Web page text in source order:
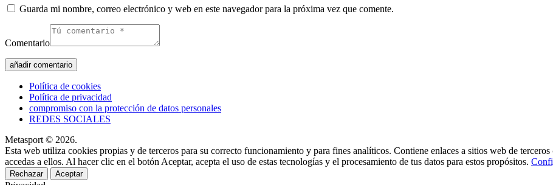
Guarda mi nombre, correo electrónico y web en este navegador para la próxima vez que comente.
Comentario
Política de cookies
Política de privacidad
compromiso con la protección de datos personales
REDES SOCIALES
Metasport © 2026.
Esta web utiliza cookies propias y de terceros para su correcto funcionamiento y para fines analíticos. Contiene enlaces a sitios web de
accedas a ellos. Al hacer clic en el botón Aceptar, acepta el uso de estas tecnologías y el procesamiento de tus datos para estos propósitos.
Rechazar Aceptar